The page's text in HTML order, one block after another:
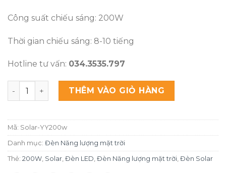
Công suất chiếu sáng: 200W
Thời gian chiếu sáng: 8-10 tiếng
Hotline tư vấn: 034.3535.797
Đèn pha Năng lượng mặt trời 200W - Model YY200 số
THÊM VÀO GIỎ HÀNG
Mã: Solar-YY200w
Danh mục: Đèn Năng lượng mặt trời
Thẻ: 200W, Solar, Đèn LED, Đèn Năng lượng mặt trời, Đèn Solar